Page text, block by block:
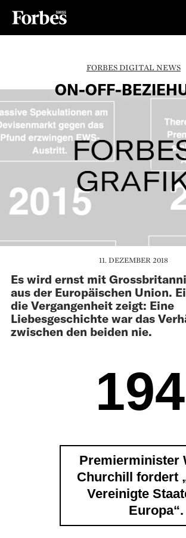
FORBES DIGITAL NEWS
ON-OFF-
11. DEZEMBER 2018
Es wird ernst mit
aus der Europäischen Union.
die Vergangenheit zeigt: Eine
Liebesgeschichte war das
zwischen den beiden nie.
Premierminister
Churchill fordert
Vereinigte
Europa“.